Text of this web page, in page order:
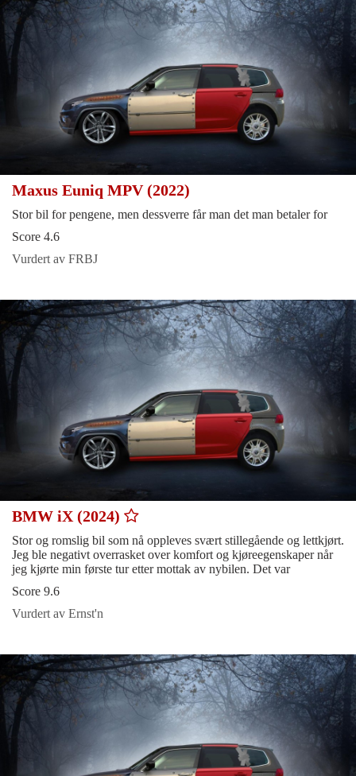
Maxus Euniq MPV (2022)
Stor bil for pengene, men dessverre får man det man betaler for
Score 4.6
Vurdert av FRBJ
BMW iX (2024)
Stor og romslig bil som nå oppleves svært stillegående og lettkjørt.
Jeg ble negativt overrasket over komfort og kjøreegenskaper når
jeg kjørte min første tur etter mottak av nybilen. Det var
Score 9.6
Vurdert av Ernst'n